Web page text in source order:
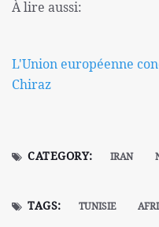
À lire aussi:
L'Union européenne
Chiraz
CATEGORY: IRAN
TAGS: TUNISIE